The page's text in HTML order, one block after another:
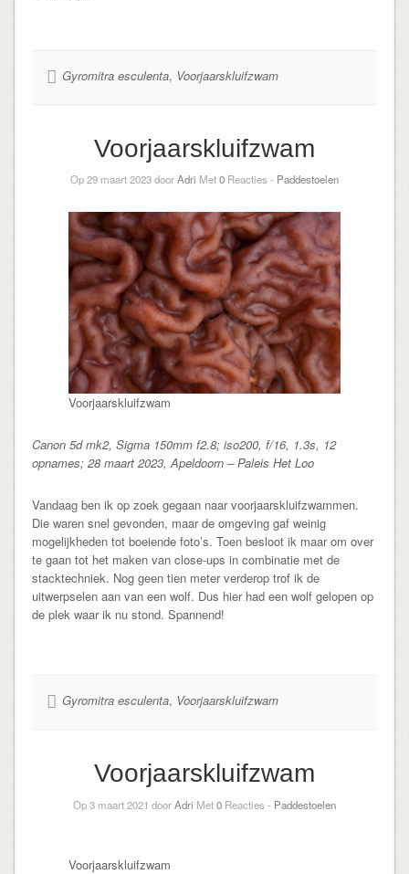
Gyromitra esculenta, Voorjaarskluifzwam
Voorjaarskluifzwam
Op 29 maart 2023 doorAdri Met0 Reacties - Paddestoelen
Voorjaarskluifzwam
Canon 5d mk2, Sigma 150mm f2.8; iso200, f/16, 1.3s, 12
opnames; 28 maart 2023, Apeldoorn – Paleis Het Loo
Vandaag ben ik op zoek gegaan naar voorjaarskluifzwammen.
Die waren snel gevonden, maar de omgeving gaf weinig
mogelijkheden tot boeiende foto’s. Toen besloot ik maar om over
te gaan tot het maken van close-ups in combinatie met de
stacktechniek. Nog geen tien meter verderop trof ik de
uitwerpselen aan van een wolf. Dus hier had een wolf gelopen op
de plek waar ik nu stond. Spannend!
Gyromitra esculenta, Voorjaarskluifzwam
Voorjaarskluifzwam
Op 3 maart 2021 doorAdri Met0 Reacties - Paddestoelen
Voorjaarskluifzwam